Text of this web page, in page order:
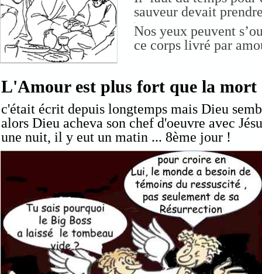
sauveur devait
.
Nos yeux peuvent
ce corps livré par
L'Amour est plus fort que la mort
c'était écrit depuis longtemps mais Dieu
alors Dieu acheva son chef d'oeuvre avec
une nuit, il y eut un matin ... 8ème jour !